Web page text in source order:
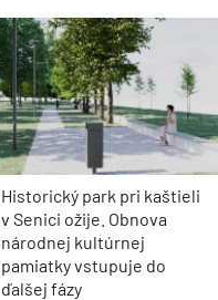
Historický park pri kaštieli
v Senici ožije. Obnova
národnej kultúrnej
pamiatky vstupuje do
ďalšej fázy